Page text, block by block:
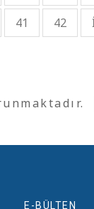
41 42
E-BÜLTEN